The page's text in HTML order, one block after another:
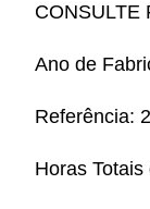
CONSULTE
Ano de
Referência:
Horas Totais